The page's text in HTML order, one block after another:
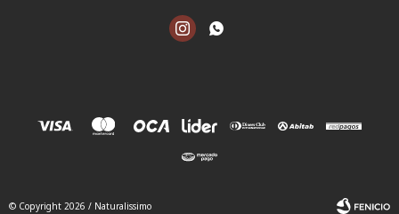
 
© Copyright 2026 / Naturalissimo